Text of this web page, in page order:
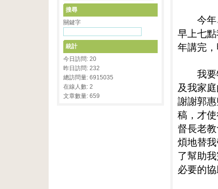
今年
早上七
年講完
我要
及我家
謝謝郭
稿，才
督長老
煩地替
了幫助
必要的
搜尋
關鍵字
統計
今日訪問: 20
昨日訪問: 232
總訪問量: 6915035
在線人數: 2
文章數量: 659